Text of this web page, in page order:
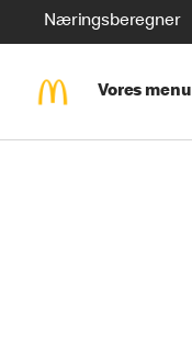
Næringsberegner
Vores menu